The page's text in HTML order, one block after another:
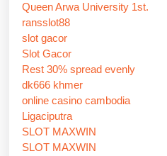
Queen Arwa University 1st.
ransslot88
slot gacor
Slot Gacor
Rest 30% spread evenly
dk666 khmer
online casino cambodia
Ligaciputra
SLOT MAXWIN
SLOT MAXWIN